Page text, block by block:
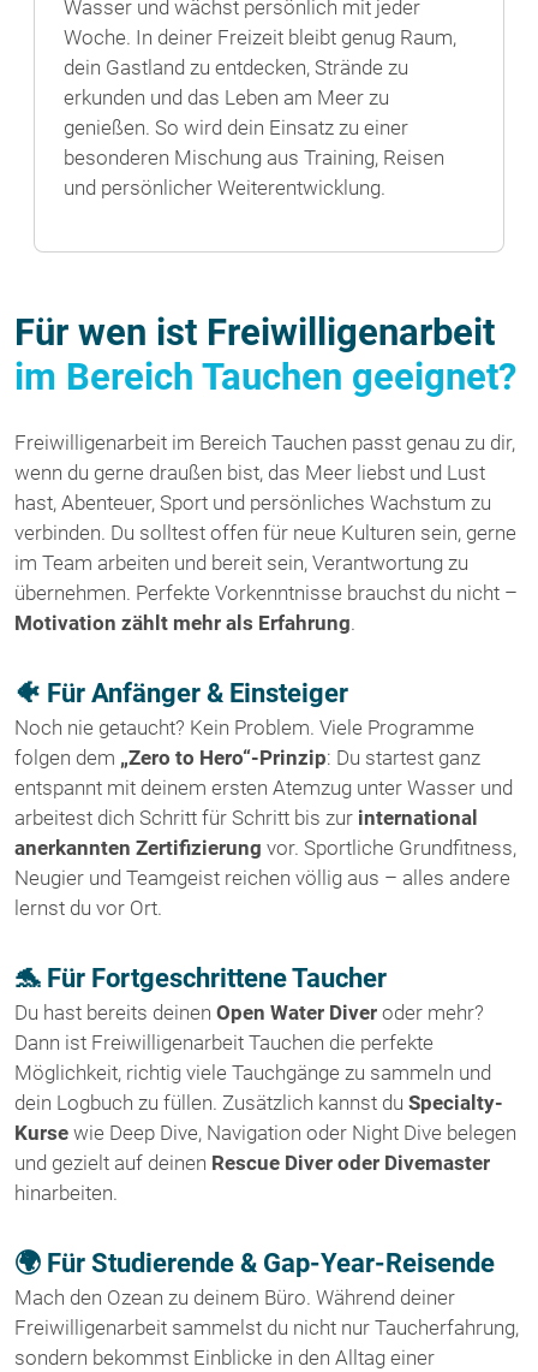
Wasser und wächst persönlich mit jeder
Woche. In deiner Freizeit bleibt genug Raum,
dein Gastland zu entdecken, Strände zu
erkunden und das Leben am Meer zu
genießen. So wird dein Einsatz zu einer
besonderen Mischung aus Training, Reisen
und persönlicher Weiterentwicklung.
Für wen ist Freiwilligenarbeit
im Bereich Tauchen geeignet?
Freiwilligenarbeit im Bereich Tauchen passt genau zu dir,
wenn du gerne draußen bist, das Meer liebst und Lust
hast, Abenteuer, Sport und persönliches Wachstum zu
verbinden. Du solltest offen für neue Kulturen sein, gerne
im Team arbeiten und bereit sein, Verantwortung zu
übernehmen. Perfekte Vorkenntnisse brauchst du nicht –
Motivation zählt mehr als Erfahrung.
🐠 Für Anfänger & Einsteiger
Noch nie getaucht? Kein Problem. Viele Programme
folgen dem „Zero to Hero“-Prinzip: Du startest ganz
entspannt mit deinem ersten Atemzug unter Wasser und
arbeitest dich Schritt für Schritt bis zur international
anerkannten Zertifizierung vor. Sportliche Grundfitness,
Neugier und Teamgeist reichen völlig aus – alles andere
lernst du vor Ort.
🐬 Für Fortgeschrittene Taucher
Du hast bereits deinen Open Water Diver oder mehr?
Dann ist Freiwilligenarbeit Tauchen die perfekte
Möglichkeit, richtig viele Tauchgänge zu sammeln und
dein Logbuch zu füllen. Zusätzlich kannst du Specialty-
Kurse wie Deep Dive, Navigation oder Night Dive belegen
und gezielt auf deinen Rescue Diver oder Divemaster
hinarbeiten.
🌍 Für Studierende & Gap-Year-Reisende
Mach den Ozean zu deinem Büro. Während deiner
Freiwilligenarbeit sammelst du nicht nur Taucherfahrung,
sondern bekommst Einblicke in den Alltag einer